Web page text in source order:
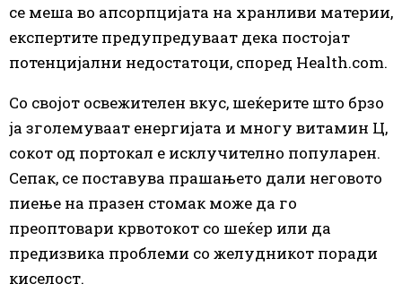
се меша во апсорпцијата на хранливи материи,
експертите предупредуваат дека постојат
потенцијални недостатоци, според Health.com.
Со својот освежителен вкус, шеќерите што брзо
ја зголемуваат енергијата и многу витамин Ц,
сокот од портокал е исклучително популарен.
Сепак, се поставува прашањето дали неговото
пиење на празен стомак може да го
преоптовари крвотокот со шеќер или да
предизвика проблеми со желудникот поради
киселост.